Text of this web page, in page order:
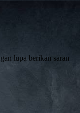
lupa berikan saran